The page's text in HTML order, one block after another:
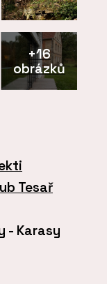
+16
obrázků
Tesař
- Karasy